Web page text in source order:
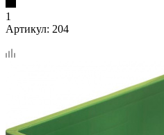
1
Артикул: 204